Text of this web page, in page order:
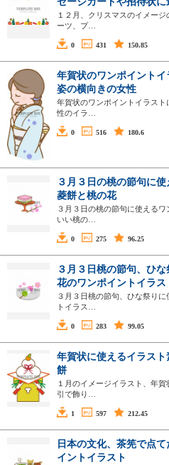
１２月、クリスマスのイメー
ーツ、プ…
0 431 150.85
年賀状のワンポイント
姿の横向きの女性
年賀状のワンポイントイラス
性のイラ…
0 516 180.6
３月３日の桃の節句に使
菱餅と桃の花
３月３日の桃の節句に使える
いい桃の…
0 275 96.25
３月３日桃の節句、ひ
花のワンポイントイラス
３月３日桃の節句、ひな祭り
トイラス…
0 283 99.05
年賀状に使えるイラス
餅
１月のイメージイラスト、年
引で飾り…
1 597 212.45
日本の文化、茶筅で点
イントイラスト